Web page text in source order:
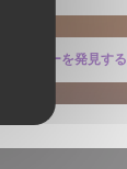
メニューを発見する